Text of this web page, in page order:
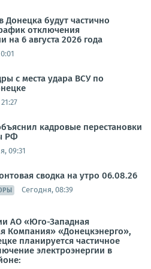
Донецка будут частично
отключения
на 6 августа 2026 года
с места удара ВСУ по
кадровые перестановки
РФ
09:31
сводка на утро 06.08.26
Сегодня, 08:39
АО «Юго-Западная
Компания» «Донецкэнерго»,
планируется частичное
электроэнергии в